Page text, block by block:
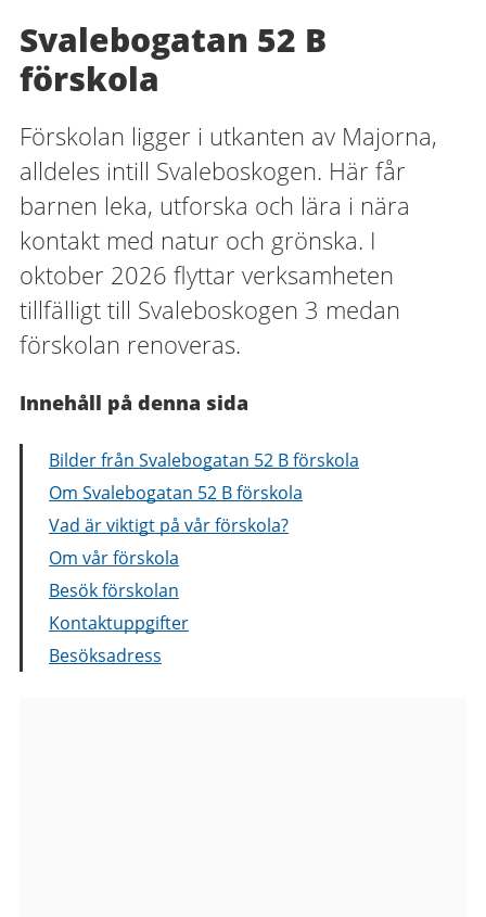
Svalebogatan 52 B
förskola
Förskolan ligger i utkanten av Majorna,
alldeles intill Svaleboskogen. Här får
barnen leka, utforska och lära i nära
kontakt med natur och grönska. I
oktober 2026 flyttar verksamheten
tillfälligt till Svaleboskogen 3 medan
förskolan renoveras.
Innehåll på denna sida
Bilder från Svalebogatan 52 B förskola
Om Svalebogatan 52 B förskola
Vad är viktigt på vår förskola?
Om vår förskola
Besök förskolan
Kontaktuppgifter
Besöksadress